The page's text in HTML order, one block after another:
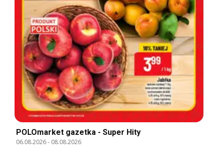
POLOmarket gazetka - Super Hity
06.08.2026- 08.08.2026